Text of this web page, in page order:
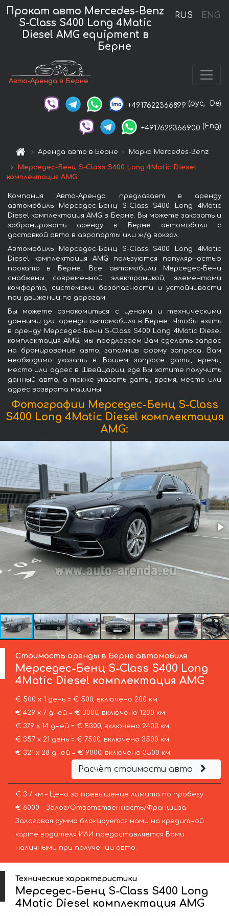
RUS ENG
Прокат авто Mercedes-Benz
S-Class S400 Long 4Matic
Diesel AMG equipment в
Берне
Авто-Аренда в Берне
+4917622366899 (рус, De)
+4917622366900 (Eng)
Аренда авто в Берне Марка Mercedes-Benz
Мерседес-Бенц S-Class S400 Long 4Matic Diesel
комплектация AMG
Компания Авто-Аренда предлагает в аренду
автомобиль Мерседес-Бенц S-Class S400 Long 4Matic
Diesel комплектация AMG в Берне. Вы можете заказать и
забронировать аренду в Берне автомобиля с
доставкой авто в аэропорты или ж/д вокзал.
Автомобиль Мерседес-Бенц S-Class S400 Long 4Matic
Diesel комплектация AMG пользуются популярностью
проката в Берне. Все автомобили Мерседес-Бенц
снабжены современной электроникой, элементами
комфорта, системами безопасности и устойчивости
при движении по дорогам.
Вы можете ознакомиться с ценами и техническими
данными для аренды автомобиля в Берне. Чтобы взять
в аренду Мерседес-Бенц S-Class S400 Long 4Matic Diesel
комплектация AMG, мы предлагаем Вам сделать запрос
на бронирование авто, заполнив форму запроса. Вам
необходимо указать в Вашем запросе даты, время,
место или адрес в Швейцарии, где Вы хотите получить
данный авто, а также указать даты, время, место или
адрес возврата машины.
Фотографии Мерседес-Бенц S-Class
S400 Long 4Matic Diesel комплектация
AMG:
Стоимость аренды в Берне автомобиля
Мерседес-Бенц S-Class S400 Long
4Matic Diesel комплектация AMG
€ 500 х 1 день = € 500, включено 200 км
€ 429 х 7 дней = € 3000, включено 1200 км
€ 379 х 14 дней = € 5300, включено 2400 км
€ 357 х 21 день = € 7500, включено 3500 км
€ 321 х 28 дней = € 9000, включено 3500 км
Расчёт стоимости авто
€ 3 / км – Цена за превышение лимита по пробегу
€ 6000 – Залог/Ответственность/Франшиза.
Залоговая сумма блокируется нами на кредитной
карте водителя ИЛИ предоставляется Вами
наличными при получении авто.
Технические характеристики
Мерседес-Бенц S-Class S400 Long
4Matic Diesel комплектация AMG